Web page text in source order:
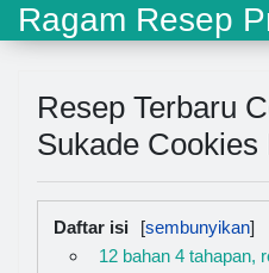
Ragam Resep
Resep Terbaru
Sukade
Daftar isi
12 bahan 4 tahapan,